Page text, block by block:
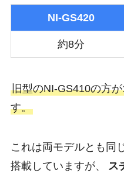
NI-GS420
約8分
旧型のNI-GS410の方
す。
これは両モデルとも同
搭載していますが、
ス